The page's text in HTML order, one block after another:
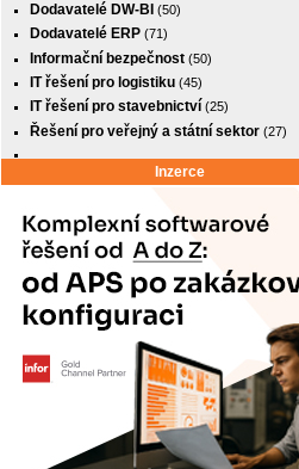
Dodavatelé DW-BI (50)
Dodavatelé ERP (71)
Informační bezpečnost (50)
IT řešení pro logistiku (45)
IT řešení pro stavebnictví (25)
Řešení pro veřejný a státní sektor (27)
Inzerce